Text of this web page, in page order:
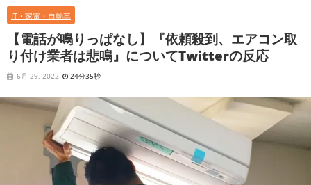
IT・家電・自動車
【電話が鳴りっぱなし】『依頼殺到、エアコン取
り付け業者は悲鳴』についてTwitterの反応
6月 29, 2022 24分35秒